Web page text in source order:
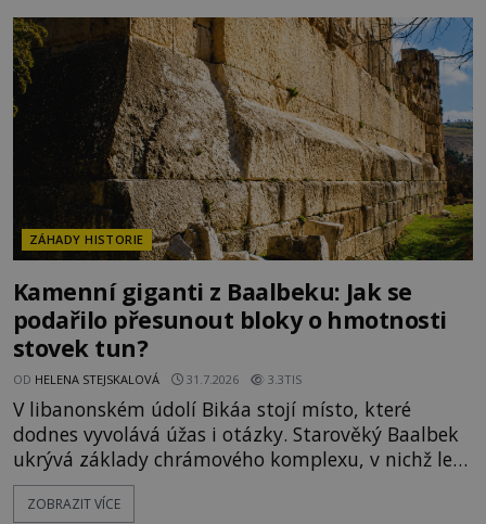
ní vidí důkaz ztracené civilizace nebo dokonce
znalost Antarktidy dávno před jejím objevením.
Jiní tvrdí,
ZÁHADY HISTORIE
Kamenní giganti z Baalbeku: Jak se
podařilo přesunout bloky o hmotnosti
stovek tun?
OD HELENA STEJSKALOVÁ 31.7.2026 3.3TIS
V libanonském údolí Bikáa stojí místo, které
dodnes vyvolává úžas i otázky. Starověký Baalbek
ukrývá základy chrámového komplexu, v nichž leží
kameny tak obrovské, že se zdá téměř nemožné je
přesunout. Některé bloky váží kolem tisíce tun,
ZOBRAZIT VÍCE